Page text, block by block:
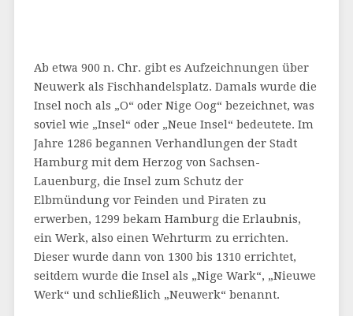
Ab etwa 900 n. Chr. gibt es Aufzeichnungen über
Neuwerk als Fischhandelsplatz. Damals wurde die
Insel noch als „O“ oder Nige Oog“ bezeichnet, was
soviel wie „Insel“ oder „Neue Insel“ bedeutete. Im
Jahre 1286 begannen Verhandlungen der Stadt
Hamburg mit dem Herzog von Sachsen-
Lauenburg, die Insel zum Schutz der
Elbmündung vor Feinden und Piraten zu
erwerben, 1299 bekam Hamburg die Erlaubnis,
ein Werk, also einen Wehrturm zu errichten.
Dieser wurde dann von 1300 bis 1310 errichtet,
seitdem wurde die Insel als „Nige Wark“, „Nieuwe
Werk“ und schließlich „Neuwerk“ benannt.